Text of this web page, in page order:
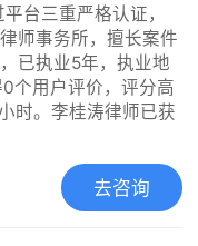
台三重严格认证，
师事务所，擅长案件
已执业5年，执业地
个用户评价，评分高
时。李桂涛律师已获
去咨询